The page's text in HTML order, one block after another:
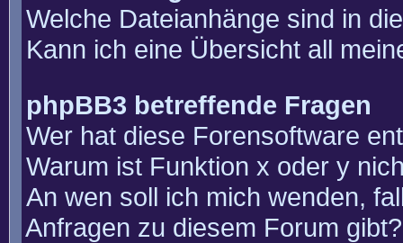
Welche Dateianhänge sind in
Kann ich eine Übersicht all
phpBB3 betreffende Fragen
Wer hat diese Forensoftware
Warum ist Funktion x oder y
An wen soll ich mich wenden,
Anfragen zu diesem Forum gibt?